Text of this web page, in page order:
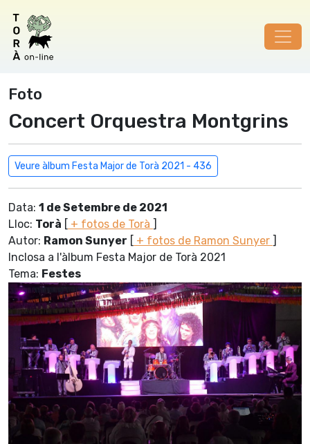
Foto
Concert Orquestra Montgrins
Veure àlbum Festa Major de Torà 2021 - 436
Data: 1 de Setembre de 2021
Lloc: Torà [ + fotos de Torà ]
Autor: Ramon Sunyer [ + fotos de Ramon Sunyer ]
Inclosa a l'àlbum Festa Major de Torà 2021
Tema: Festes